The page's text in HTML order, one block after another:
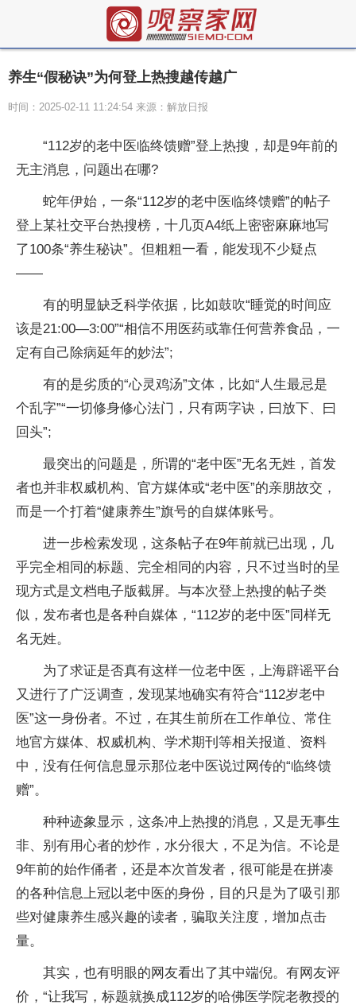
养生“假秘诀”为何登上热搜越传越广
时间：2025-02-11 11:24:54 来源：解放日报
“112岁的老中医临终馈赠”登上热搜，却是9年前的
无主消息，问题出在哪?
蛇年伊始，一条“112岁的老中医临终馈赠”的帖子
登上某社交平台热搜榜，十几页A4纸上密密麻麻地写
了100条“养生秘诀”。但粗粗一看，能发现不少疑点
——
有的明显缺乏科学依据，比如鼓吹“睡觉的时间应
该是21:00—3:00”“相信不用医药或靠任何营养食品，一
定有自己除病延年的妙法”;
有的是劣质的“心灵鸡汤”文体，比如“人生最忌是
个乱字”“一切修身修心法门，只有两字诀，曰放下、曰
回头”;
最突出的问题是，所谓的“老中医”无名无姓，首发
者也并非权威机构、官方媒体或“老中医”的亲朋故交，
而是一个打着“健康养生”旗号的自媒体账号。
进一步检索发现，这条帖子在9年前就已出现，几
乎完全相同的标题、完全相同的内容，只不过当时的呈
现方式是文档电子版截屏。与本次登上热搜的帖子类
似，发布者也是各种自媒体，“112岁的老中医”同样无
名无姓。
为了求证是否真有这样一位老中医，上海辟谣平台
又进行了广泛调查，发现某地确实有符合“112岁老中
医”这一身份者。不过，在其生前所在工作单位、常住
地官方媒体、权威机构、学术期刊等相关报道、资料
中，没有任何信息显示那位老中医说过网传的“临终馈
赠”。
种种迹象显示，这条冲上热搜的消息，又是无事生
非、别有用心者的炒作，水分很大，不足为信。不论是
9年前的始作俑者，还是本次首发者，很可能是在拼凑
的各种信息上冠以老中医的身份，目的只是为了吸引那
些对健康养生感兴趣的读者，骗取关注度，增加点击
量。
其实，也有明眼的网友看出了其中端倪。有网友评
价，“让我写，标题就换成112岁的哈佛医学院老教授的